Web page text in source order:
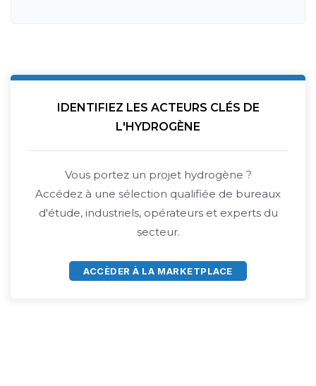
IDENTIFIEZ LES ACTEURS CLÉS DE
L'HYDROGÈNE
Vous portez un projet hydrogène ?
Accédez à une sélection qualifiée de bureaux
d'étude, industriels, opérateurs et experts du
secteur.
ACCÈDER À LA MARKETPLACE